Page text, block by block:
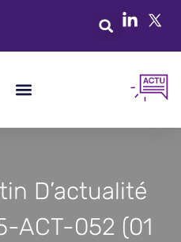
D’actualité
ACT-052 (01